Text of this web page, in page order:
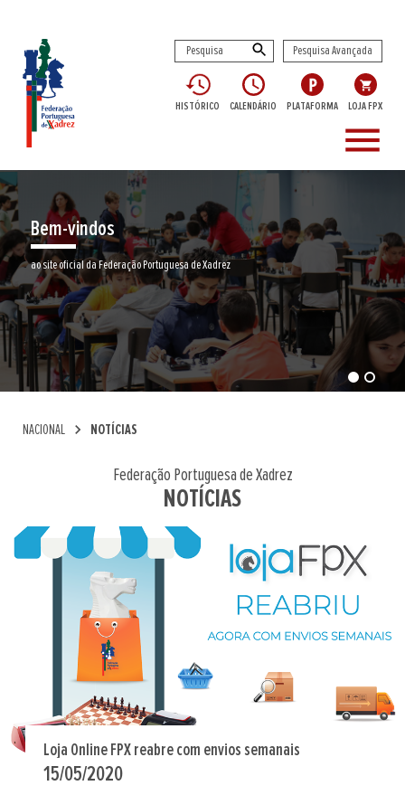
Pesquisa Avançada
HISTÓRICO CALENDÁRIO PLATAFORMA LOJA FPX
menu
Bem-vindos
ao site oficial da Federação Portuguesa de Xadrez
NACIONAL chevron_right NOTÍCIAS
Federação Portuguesa de Xadrez
NOTÍCIAS
Loja Online FPX reabre com envios semanais
15/05/2020